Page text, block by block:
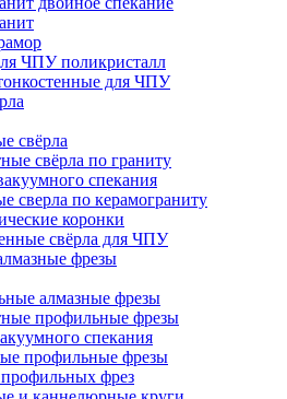
ЧПУ поликристалл
для ЧПУ
свёрла
свёрла по граниту
спекания
сверла по керамограниту
коронки
свёрла для ЧПУ
фрезы
алмазные фрезы
профильные фрезы
спекания
профильные фрезы
фрез